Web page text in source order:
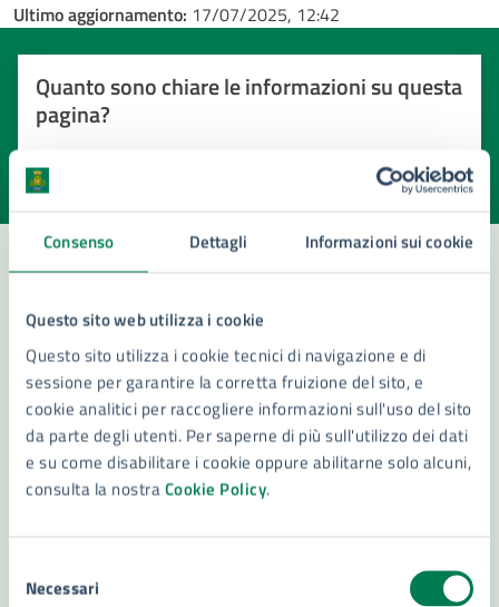
Consenso Dettagli Informazioni sui cookie
Questo sito web utilizza i cookie
Questo sito utilizza i cookie tecnici di navigazione e di
sessione per garantire la corretta fruizione del sito, e
cookie analitici per raccogliere informazioni sull'uso del sito
da parte degli utenti. Per saperne di più sull'utilizzo dei dati
e su come disabilitare i cookie oppure abilitarne solo alcuni,
consulta la nostraCookie Policy.
delNecessari
Ultimo aggiornamento: 17/07/2025, 12:42
Quanto sono chiare le informazioni su questa
pagina?
Seleziona il numero di stelle per valutare la chiarezza delle
Valuta 1 stelle su 5
Contatta il comune
Leggi le domande frequenti
Richiedi assistenza
Numero verde 800299507
Prenota appuntamento